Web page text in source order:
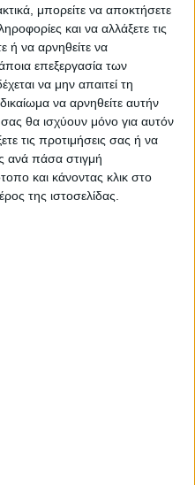
μπορείτε να αποκτήσετε
και να αλλάξετε τις
ή να αρνηθείτε να
επεξεργασία των
να μην απαιτεί τη
να αρνηθείτε αυτήν
θα ισχύουν μόνο για αυτόν
τις προτιμήσεις σας ή να
ανά πάσα στιγμή
και κάνοντας κλικ στο
της ιστοσελίδας.